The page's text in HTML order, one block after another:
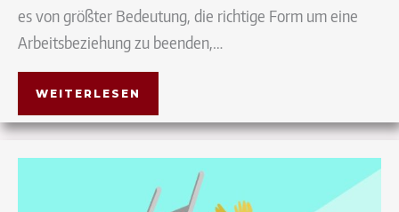
es von größter Bedeutung, die richtige Form um eine
Arbeitsbeziehung zu beenden,…
WEITERLESEN